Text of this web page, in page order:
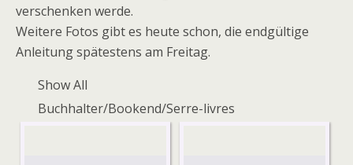
verschenken werde.
Weitere Fotos gibt es heute schon, die endgültige
Anleitung spätestens am Freitag.
Show All
Buchhalter/Bookend/Serre-livres